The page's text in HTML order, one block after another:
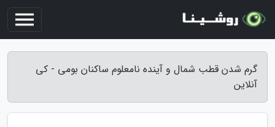
گرم شدن قطب شمال و آینده نامعلوم ساکنان بومی - کی
آنلاین